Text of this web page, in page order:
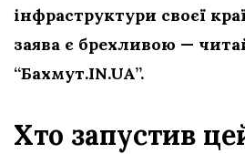
інфраструктури своєї
заява є брехливою —
“Бахмут.IN.UA”.
Хто запустив